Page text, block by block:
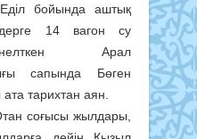
бойында аштық
14 вагон су
Арал
сапында Бөген
тарихтан аян.
соғысы жылдары,